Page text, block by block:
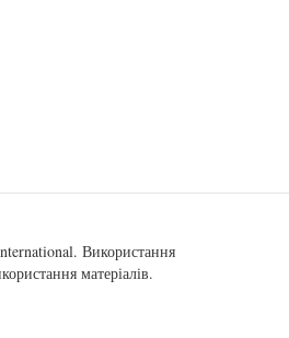
. Використання
матеріалів.